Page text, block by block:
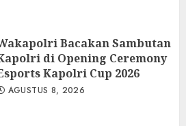
Bacakan Sambutan
di Opening Ceremony
Kapolri Cup 2026
AGUSTUS 8, 2026